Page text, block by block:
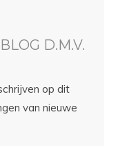
D.M.V.
op dit
van nieuwe